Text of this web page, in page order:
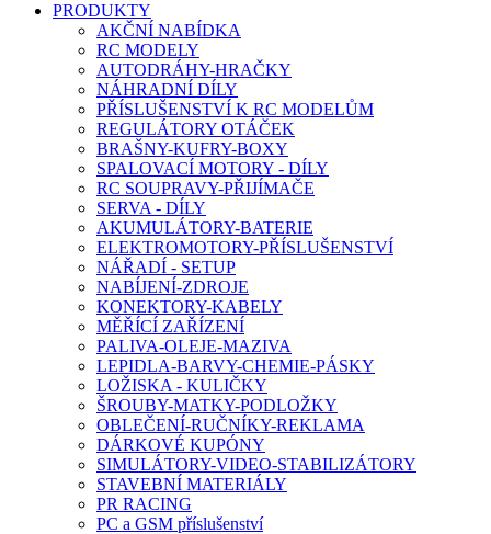
PRODUKTY
AKČNÍ NABÍDKA
RC MODELY
AUTODRÁHY-HRAČKY
NÁHRADNÍ DÍLY
PŘÍSLUŠENSTVÍ K RC MODELŮM
REGULÁTORY OTÁČEK
BRAŠNY-KUFRY-BOXY
SPALOVACÍ MOTORY - DÍLY
RC SOUPRAVY-PŘIJÍMAČE
SERVA - DÍLY
AKUMULÁTORY-BATERIE
ELEKTROMOTORY-PŘÍSLUŠENSTVÍ
NÁŘADÍ - SETUP
NABÍJENÍ-ZDROJE
KONEKTORY-KABELY
MĚŘÍCÍ ZAŘÍZENÍ
PALIVA-OLEJE-MAZIVA
LEPIDLA-BARVY-CHEMIE-PÁSKY
LOŽISKA - KULIČKY
ŠROUBY-MATKY-PODLOŽKY
OBLEČENÍ-RUČNÍKY-REKLAMA
DÁRKOVÉ KUPÓNY
SIMULÁTORY-VIDEO-STABILIZÁTORY
STAVEBNÍ MATERIÁLY
PR RACING
PC a GSM příslušenství